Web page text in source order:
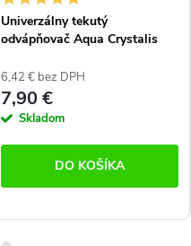
Univerzálny tekutý
odvápňovač Aqua Crystalis
6,42 € bez DPH
7,90 €
Skladom
DO KOŠÍKA